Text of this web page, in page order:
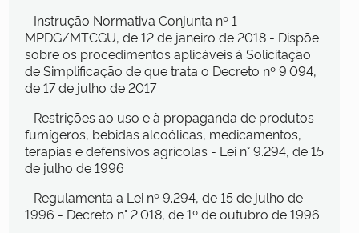
- Instrução Normativa Conjunta nº 1 -
MPDG/MTCGU, de 12 de janeiro de 2018 - Dispõe
sobre os procedimentos aplicáveis à Solicitação
de Simplificação de que trata o Decreto nº 9.094,
de 17 de julho de 2017
- Restrições ao uso e à propaganda de produtos
fumígeros, bebidas alcoólicas, medicamentos,
terapias e defensivos agrícolas - Lei n° 9.294, de 15
de julho de 1996
- Regulamenta a Lei nº 9.294, de 15 de julho de
1996 - Decreto n° 2.018, de 1º de outubro de 1996